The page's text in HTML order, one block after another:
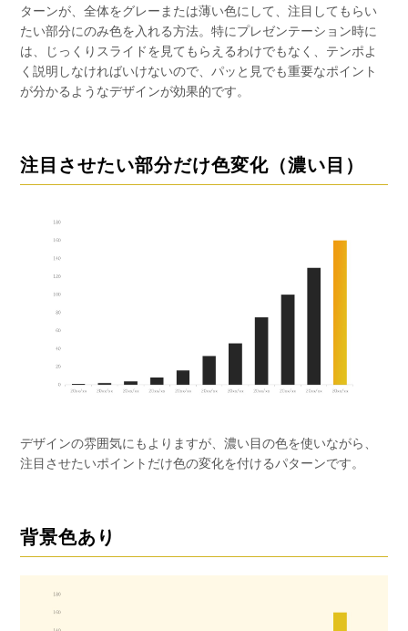
ターンが、全体をグレーまたは薄い色にして、注目してもらい
たい部分にのみ色を入れる方法。特にプレゼンテーション時に
は、じっくりスライドを見てもらえるわけでもなく、テンポよ
く説明しなければいけないので、パッと見でも重要なポイント
が分かるようなデザインが効果的です。
注目させたい部分だけ色変化（濃い目）
デザインの雰囲気にもよりますが、濃い目の色を使いながら、
注目させたいポイントだけ色の変化を付けるパターンです。
背景色あり